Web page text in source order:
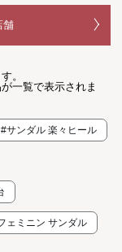
舗
。
一覧で表示されま
#サンダル 楽々ヒール
ェミニン サンダル